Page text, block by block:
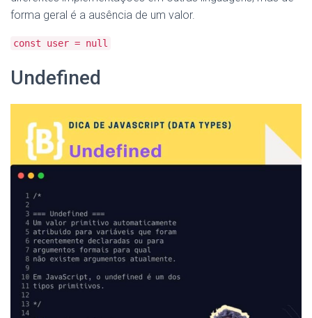
forma geral é a ausência de um valor.
const user = null
Undefined